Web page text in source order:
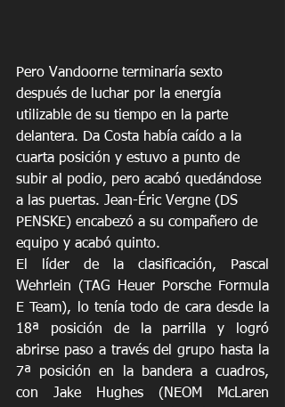
Pero Vandoorne terminaría sexto
después de luchar por la energía
utilizable de su tiempo en la parte
delantera. Da Costa había caído a la
cuarta posición y estuvo a punto de
subir al podio, pero acabó quedándose
a las puertas. Jean-Éric Vergne (DS
PENSKE) encabezó a su compañero de
equipo y acabó quinto.
El líder de la clasificación, Pascal
Wehrlein (TAG Heuer Porsche Formula
E Team), lo tenía todo de cara desde la
18ª posición de la parrilla y logró
abrirse paso a través del grupo hasta la
7ª posición en la bandera a cuadros,
con Jake Hughes (NEOM McLaren